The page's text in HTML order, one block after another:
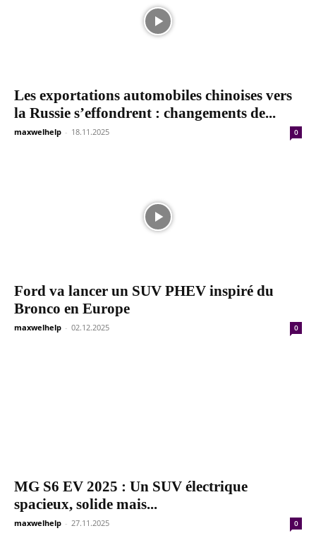
Les exportations automobiles chinoises vers
la Russie s’effondrent : changements de...
maxwelhelp - 18.11.2025 0
Ford va lancer un SUV PHEV inspiré du
Bronco en Europe
maxwelhelp - 02.12.2025 0
MG S6 EV 2025 : Un SUV électrique
spacieux, solide mais...
maxwelhelp - 27.11.2025 0